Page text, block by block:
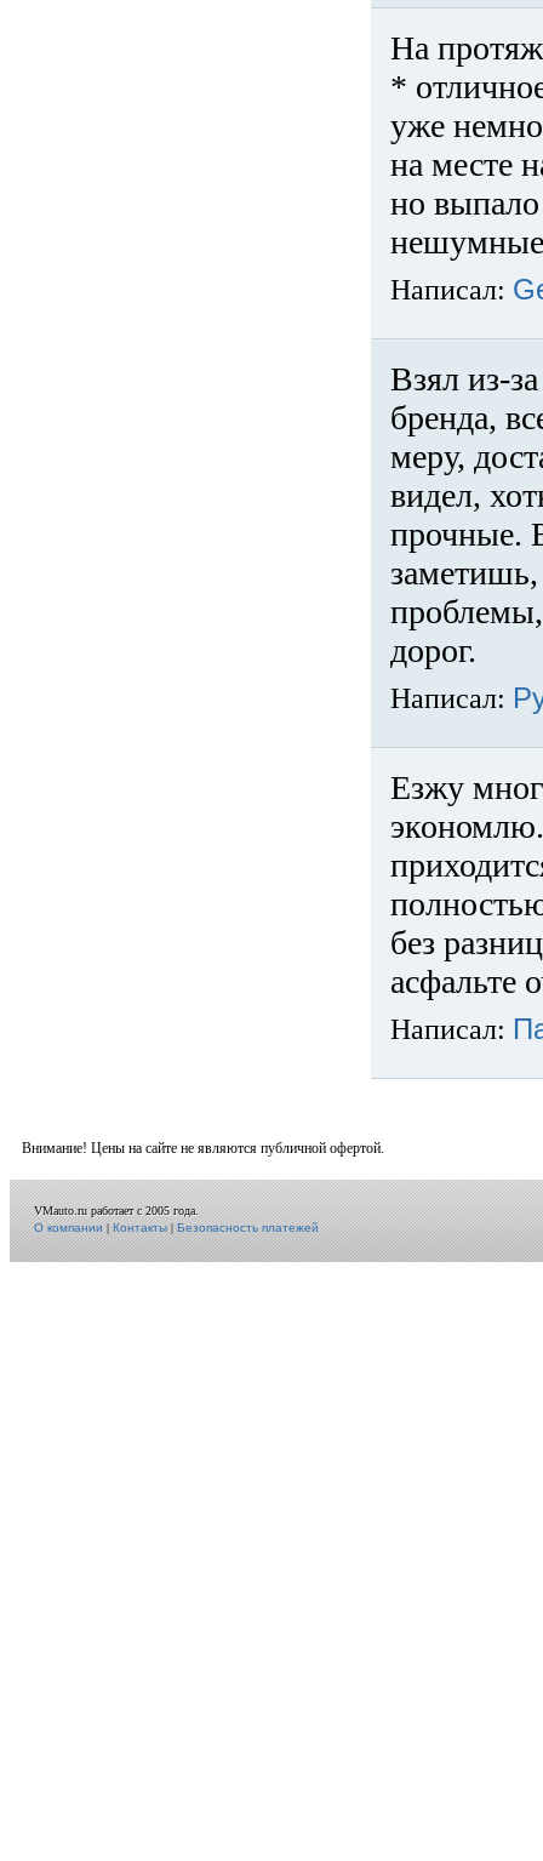
На
*
уже
на месте
но
нешумные
Написал:
Взял из-
бренда,
меру,
видел,
прочные.
проблемы,
дорог.
Написал:
Езжу
без
асфальте
Написал:
Внимание! Цены на сайте не являются публичной офертой.
VMauto.ru работает с 2005 года.
О компании|Контакты|Безопасность платежей